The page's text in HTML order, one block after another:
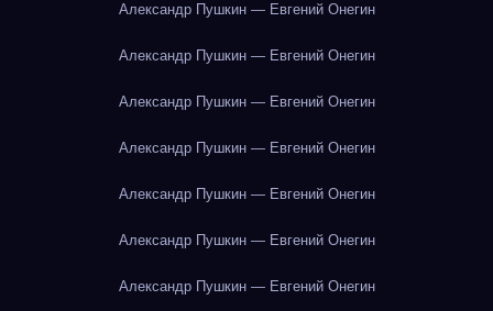
Александр Пушкин — Евгений Онегин
Александр Пушкин — Евгений Онегин
Александр Пушкин — Евгений Онегин
Александр Пушкин — Евгений Онегин
Александр Пушкин — Евгений Онегин
Александр Пушкин — Евгений Онегин
Александр Пушкин — Евгений Онегин